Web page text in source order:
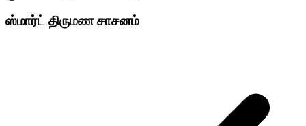
ஸ்மார்ட் திருமண சாசனம்